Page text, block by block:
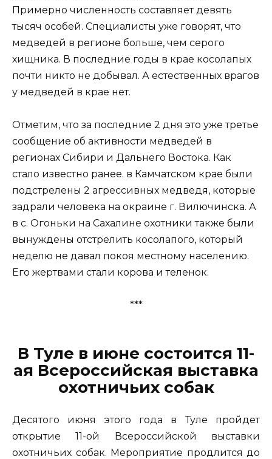
Примерно численность составляет девять
тысяч особей. Специалисты уже говорят, что
медведей в регионе больше, чем серого
хищника. В последние годы в крае косолапых
почти никто не добывал. А естественных врагов
у медведей в крае нет.
Отметим, что за последние 2 дня это уже третье
сообщение об активности медведей в
регионах Сибири и Дальнего Востока. Как
стало известно ранее. в Камчатском крае были
подстрелены 2 агрессивных медведя, которые
задрали человека на окраине г. Вилючинска. А
в с. Огоньки на Сахалине охотники также были
вынуждены отстрелить косолапого, который
неделю не давал покоя местному населению.
Его жертвами стали корова и теленок.
***
В Туле в июне состоится 11-
ая Всероссийская выставка
охотничьих собак
Десятого июня этого года в Туле пройдет
открытие 11-ой Всероссийской выставки
охотничьих собак. Мероприятие продлится до